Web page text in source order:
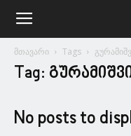
მთავარი Tags
Tag:
No posts to